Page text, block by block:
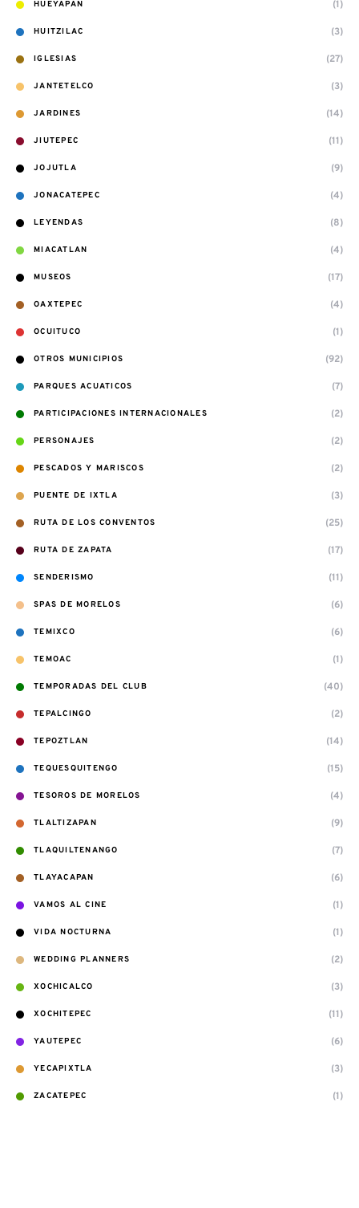
HUEYAPAN (1)
HUITZILAC (3)
IGLESIAS (27)
JANTETELCO (3)
JARDINES (14)
JIUTEPEC (11)
JOJUTLA (9)
JONACATEPEC (4)
LEYENDAS (8)
MIACATLAN (4)
MUSEOS (17)
OAXTEPEC (4)
OCUITUCO (1)
OTROS MUNICIPIOS (92)
PARQUES ACUATICOS (7)
PARTICIPACIONES INTERNACIONALES (2)
PERSONAJES (2)
PESCADOS Y MARISCOS (2)
PUENTE DE IXTLA (3)
RUTA DE LOS CONVENTOS (25)
RUTA DE ZAPATA (17)
SENDERISMO (11)
SPAS DE MORELOS (6)
TEMIXCO (6)
TEMOAC (1)
TEMPORADAS DEL CLUB (40)
TEPALCINGO (2)
TEPOZTLAN (14)
TEQUESQUITENGO (15)
TESOROS DE MORELOS (4)
TLALTIZAPAN (9)
TLAQUILTENANGO (7)
TLAYACAPAN (6)
VAMOS AL CINE (1)
VIDA NOCTURNA (1)
WEDDING PLANNERS (2)
XOCHICALCO (3)
XOCHITEPEC (11)
YAUTEPEC (6)
YECAPIXTLA (3)
ZACATEPEC (1)